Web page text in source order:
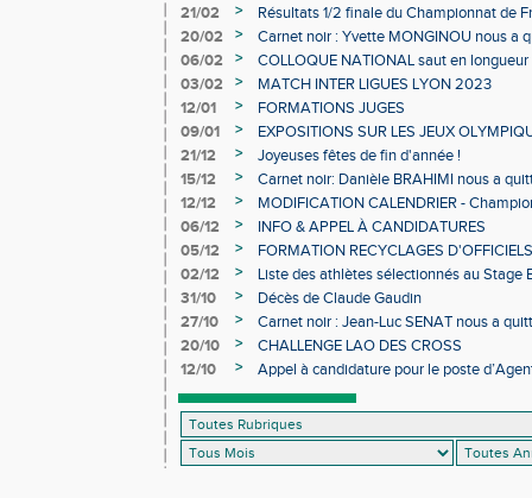
21/02
>
Résultats 1/2 finale du Championnat de
20/02
>
Carnet noir : Yvette MONGINOU nous a
06/02
>
COLLOQUE NATIONAL saut en
03/02
>
MATCH INTER LIGUES LYON 2023
12/01
>
FORMATIONS JUGES
09/01
>
EXPOSITIONS SUR LES JEUX
21/12
>
Joyeuses fêtes de fin d'année !
15/12
>
Carnet noir: Danièle BRAHIMI nous a
12/12
>
MODIFICATION CALENDRIER -
06/12
>
INFO & APPEL À CANDIDATURES
05/12
>
FORMATION RECYCLAGES D'OFFICIELS
02/12
>
Liste des athlètes sélectionnés au Stage
31/10
>
Décès de Claude Gaudin
27/10
>
Carnet noir : Jean-Luc SENAT nous a
20/10
>
CHALLENGE LAO DES CROSS
12/10
>
Appel à candidature pour le poste